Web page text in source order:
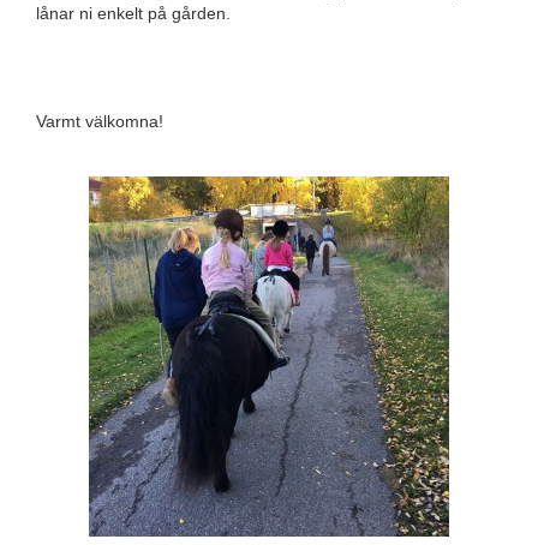
lånar ni enkelt på gården.
Varmt välkomna!